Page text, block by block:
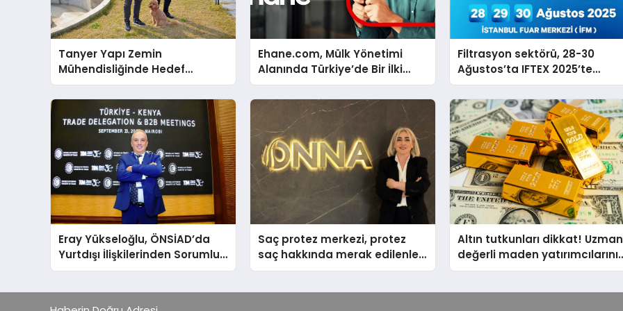
Tanyer Yapı Zemin
Mühendisliğinde Hedef
Büyüttü
Ehane.com, Mülk Yönetimi
Alanında Türkiye’de Bir İlki
Gerçekleştirmek İçin Yayında
Filtrasyon sektörü, 28-30
Ağustos’ta IFTEX 2025’te
buluşacak
Eray Yükseloğlu, ÖNSİAD’da
Yurtdışı İlişkilerinden Sorumlu
Genel Başkan Yardımcısı Oldu
Saç protez merkezi, protez
saç hakkında merak edilenleri
anlattı
Altın tutkunları dikkat!
değerli maden yatırımcılarını
uyardı!